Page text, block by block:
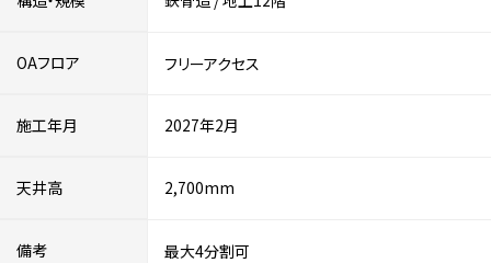
OAフロア フリーアクセス
施工年月 2027年2月
天井高 2,700mm
備考 最大4分割可